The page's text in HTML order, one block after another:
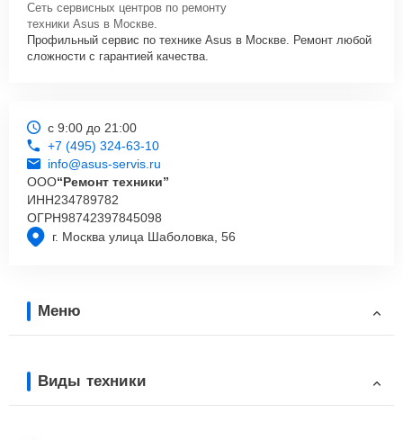
Сеть сервисных центров по ремонту
техники Asus в Москве.
Профильный сервис по технике Asus в Москве. Ремонт любой
сложности с гарантией качества.
г. Москва улица Шаболовка, 56
с 9:00 до 21:00
+7 (495) 324-63-10
info@asus-servis.ru
ООО“Ремонт техники”
ИНН234789782
ОГРН98742397845098
Меню
Виды техники